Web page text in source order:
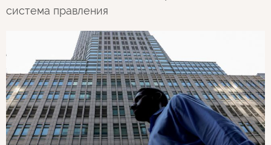
система правления